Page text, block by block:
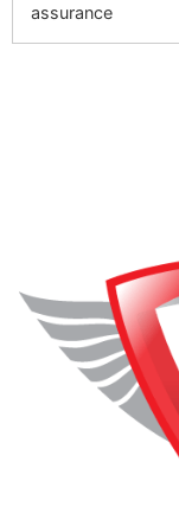
assurance